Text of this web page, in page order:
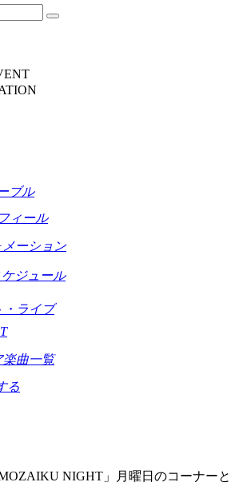
ブル
ィール
メーション
ジュール
・ライブ
楽曲一覧
る
NIGHT」月曜日のコーナーと